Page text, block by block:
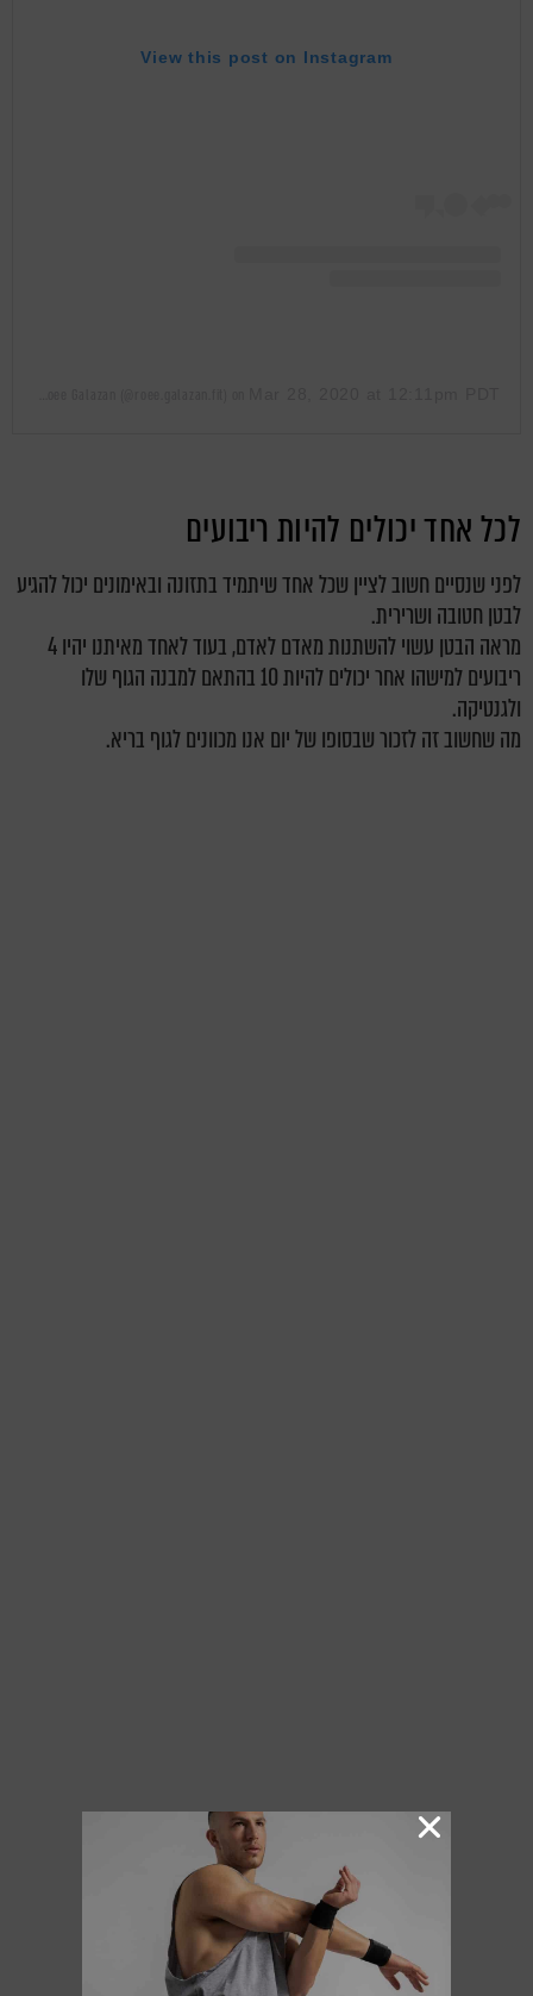
View this post on Instagram
לכל אחד יכולים להיות ריבועים
לפני שנסיים חשוב לציין שכל אחד שיתמיד בתזונה ובאימונים יכול להגיע
לבטן חטובה ושרירית.
מראה הבטן עשוי להשתנות מאדם לאדם, בעוד לאחד מאיתנו יהיו 4
ריבועים למישהו אחר יכולים להיות 10 בהתאם למבנה הגוף שלו
ולגנטיקה.
מה שחשוב זה לזכור שבסופו של יום אנו מכוונים לגוף בריא.